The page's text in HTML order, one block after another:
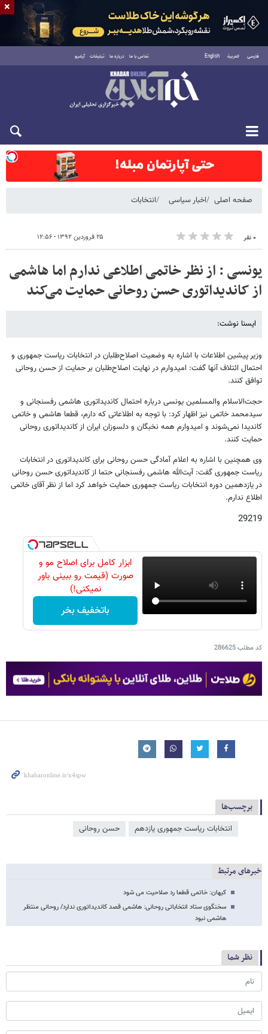
فارسی العربية English تماس با ما درباره ما تبلیغات آرشیو
شنبه ۱۷ مرداد ۱۴۰۵
صفحه اصلی اخبار سیاسی انتخابات
۰ نفر ۲۵ فروردین ۱۳۹۲ - ۱۲:۵۶
یونسی : از نظر خاتمی اطلاعی ندارم اما هاشمی
از کاندیداتوری حسن روحانی حمایت می‌کند
ایسنا نوشت:
وزیر پیشین اطلاعات با اشاره به وضعیت اصلاح‌طلبان در انتخابات ریاست جمهوری و
احتمال ائتلاف آنها گفت: امیدوارم در نهایت اصلاح‌طلبان بر حمایت از حسن روحانی
توافق کنند.
حجت‌الاسلام والمسلمین یونسی درباره احتمال کاندیداتوری هاشمی رفسنجانی و
سیدمحمد خاتمی نیز اظهار کرد:‌ با توجه به اطلاعاتی که دارم، قطعا هاشمی و خاتمی
کاندیدا نمی‌شوند و امیدوارم همه نخبگان و دلسوزان ایران از کاندیداتوری روحانی
حمایت کنند.
وی همچنین با اشاره به اعلام آمادگی حسن روحانی برای کاندیداتوری در انتخابات
ریاست جمهوری گفت: آیت‌الله هاشمی رفسنجانی حتما از کاندیداتوری حسن روحانی
در یازدهمین دوره انتخابات ریاست جمهوری حمایت خواهد کرد اما از نظر آقای خاتمی
اطلاع ندارم.
29219
ابزار کامل برای اصلاح مو و
صورت (قیمت رو ببینی باور
نمیکنی!)
باتخفیف بخر
کد مطلب286625
برچسب‌ها
انتخابات ریاست جمهوری یازدهم حسن روحانی
خبرهای مرتبط
کیهان: خاتمی قطعا رد صلاحیت می شود‎
سخنگوی ستاد انتخاباتی روحانی: هاشمی قصد کاندیداتوری ندارد/ روحانی منتظر
هاشمی نبود
نظر شما
×